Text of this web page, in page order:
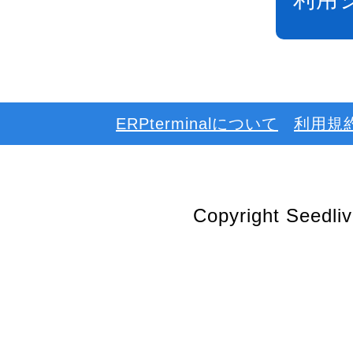
ERPterminalについて 利用規
Copyright